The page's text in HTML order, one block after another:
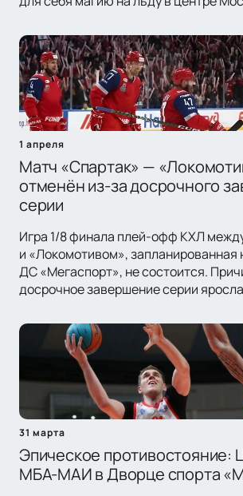
1 апреля
Матч «Спартак» —
отменён из-за досрочного
серии
Игра 1/8 финала плей-офф КХЛ
и «Локомотивом», запланированная
ДС «Мегаспорт», не состоится.
досрочное завершение серии
31 марта
Эпическое противостояние:
МБА-МАИ в Дворце спорта